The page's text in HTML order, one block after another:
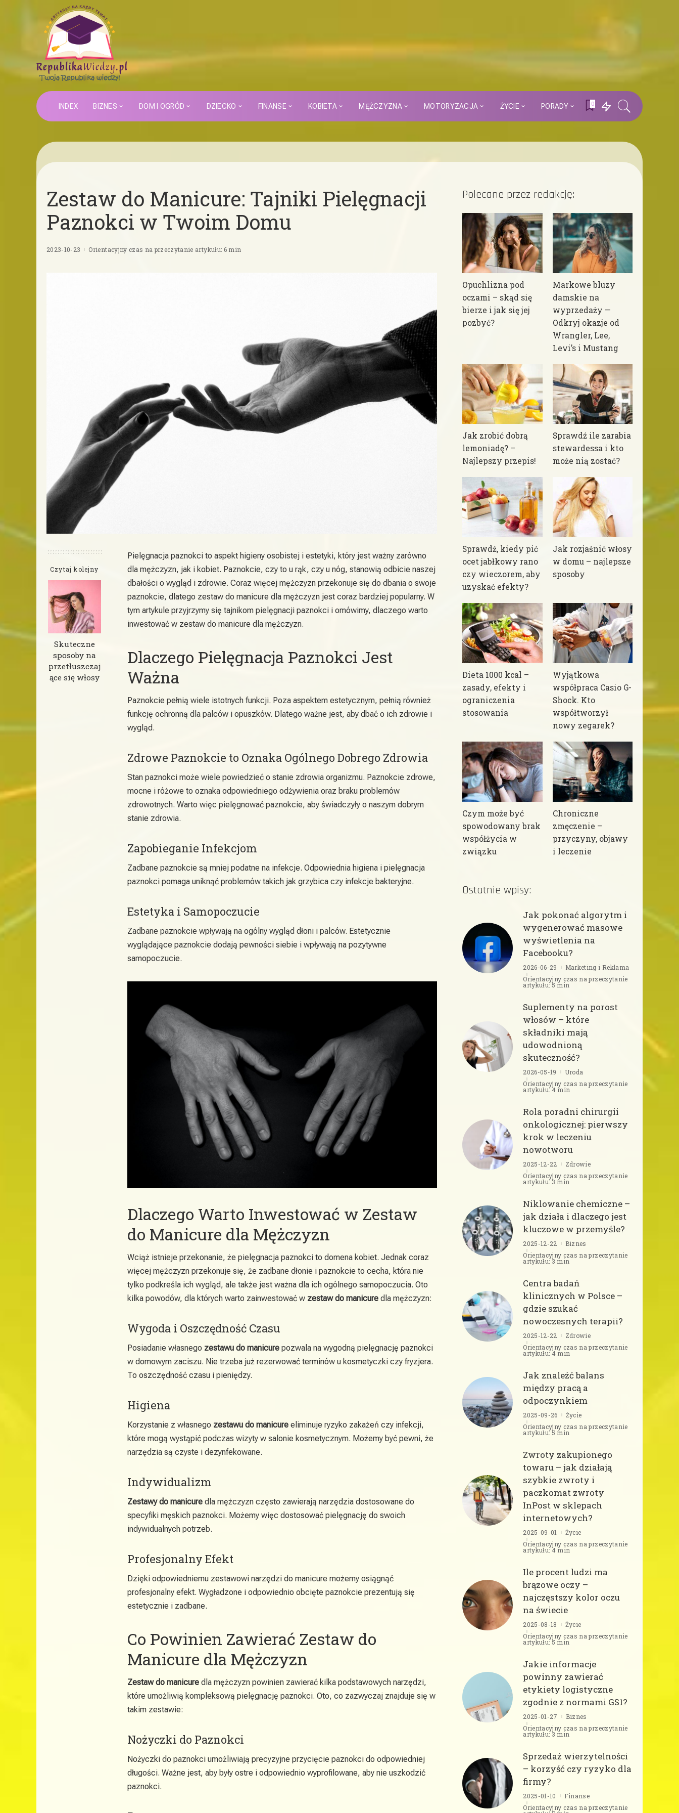
INDEX BIZNES DOM I OGRÓD DZIECKO FINANSE KOBIETA MĘŻCZYZNA MOTORYZACJA ŻYCIE PORADY 0
Zestaw do Manicure: Tajniki Pielęgnacji
Paznokci w Twoim Domu
2023-10-23 Orientacyjny czas na przeczytanie artykułu: 6 min
Czytaj kolejny
Skuteczne
sposoby na
przetłuszczaj
ące się włosy
Pielęgnacja paznokci to aspekt higieny osobistej i estetyki, który jest ważny zarówno
dla mężczyzn, jak i kobiet. Paznokcie, czy to u rąk, czy u nóg, stanowią odbicie naszej
dbałości o wygląd i zdrowie. Coraz więcej mężczyzn przekonuje się do dbania o swoje
paznokcie, dlatego zestaw do manicure dla mężczyzn jest coraz bardziej popularny. W
tym artykule przyjrzymy się tajnikom pielęgnacji paznokci i omówimy, dlaczego warto
inwestować w zestaw do manicure dla mężczyzn.
Dlaczego Pielęgnacja Paznokci Jest
Ważna
Paznokcie pełnią wiele istotnych funkcji. Poza aspektem estetycznym, pełnią również
funkcję ochronną dla palców i opuszków. Dlatego ważne jest, aby dbać o ich zdrowie i
wygląd.
Zdrowe Paznokcie to Oznaka Ogólnego Dobrego Zdrowia
Stan paznokci może wiele powiedzieć o stanie zdrowia organizmu. Paznokcie zdrowe,
mocne i różowe to oznaka odpowiedniego odżywienia oraz braku problemów
zdrowotnych. Warto więc pielęgnować paznokcie, aby świadczyły o naszym dobrym
stanie zdrowia.
Zapobieganie Infekcjom
Zadbane paznokcie są mniej podatne na infekcje. Odpowiednia higiena i pielęgnacja
paznokci pomaga uniknąć problemów takich jak grzybica czy infekcje bakteryjne.
Estetyka i Samopoczucie
Zadbane paznokcie wpływają na ogólny wygląd dłoni i palców. Estetycznie
wyglądające paznokcie dodają pewności siebie i wpływają na pozytywne
samopoczucie.
Dlaczego Warto Inwestować w Zestaw
do Manicure dla Mężczyzn
Wciąż istnieje przekonanie, że pielęgnacja paznokci to domena kobiet. Jednak coraz
więcej mężczyzn przekonuje się, że zadbane dłonie i paznokcie to cecha, która nie
tylko podkreśla ich wygląd, ale także jest ważna dla ich ogólnego samopoczucia. Oto
kilka powodów, dla których warto zainwestować w zestaw do manicure dla mężczyzn:
Wygoda i Oszczędność Czasu
Posiadanie własnego zestawu do manicure pozwala na wygodną pielęgnację paznokci
w domowym zaciszu. Nie trzeba już rezerwować terminów u kosmetyczki czy fryzjera.
To oszczędność czasu i pieniędzy.
Higiena
Korzystanie z własnego zestawu do manicure eliminuje ryzyko zakażeń czy infekcji,
które mogą wystąpić podczas wizyty w salonie kosmetycznym. Możemy być pewni, że
narzędzia są czyste i dezynfekowane.
Indywidualizm
Zestawy do manicure dla mężczyzn często zawierają narzędzia dostosowane do
specyfiki męskich paznokci. Możemy więc dostosować pielęgnację do swoich
indywidualnych potrzeb.
Profesjonalny Efekt
Dzięki odpowiedniemu zestawowi narzędzi do manicure możemy osiągnąć
profesjonalny efekt. Wygładzone i odpowiednio obcięte paznokcie prezentują się
estetycznie i zadbane.
Co Powinien Zawierać Zestaw do
Manicure dla Mężczyzn
Zestaw do manicure dla mężczyzn powinien zawierać kilka podstawowych narzędzi,
które umożliwią kompleksową pielęgnację paznokci. Oto, co zazwyczaj znajduje się w
takim zestawie:
Nożyczki do Paznokci
Nożyczki do paznokci umożliwiają precyzyjne przycięcie paznokci do odpowiedniej
długości. Ważne jest, aby były ostre i odpowiednio wyprofilowane, aby nie uszkodzić
paznokci.
Polecane przez redakcję:
Opuchlizna pod
oczami – skąd się
bierze i jak się jej
pozbyć?
Markowe bluzy
damskie na
wyprzedaży —
Odkryj okazje od
Wrangler, Lee,
Levi’s i Mustang
Jak zrobić dobrą
lemoniadę? –
Najlepszy przepis!
Sprawdź ile zarabia
stewardessa i kto
może nią zostać?
Sprawdź, kiedy pić
ocet jabłkowy rano
czy wieczorem, aby
uzyskać efekty?
Jak rozjaśnić włosy
w domu – najlepsze
sposoby
Dieta 1000 kcal –
zasady, efekty i
ograniczenia
stosowania
Wyjątkowa
współpraca Casio G-
Shock. Kto
współtworzył
nowy zegarek?
Czym może być
spowodowany brak
współżycia w
związku
Chroniczne
zmęczenie –
przyczyny, objawy
i leczenie
Ostatnie wpisy:
Jak pokonać algorytm i
wygenerować masowe
wyświetlenia na
Facebooku?
2026-06-29
Marketing i Reklama
Orientacyjny czas na przeczytanie
artykułu: 5 min
Suplementy na porost
włosów – które
składniki mają
udowodnioną
skuteczność?
2026-05-19
Uroda
Orientacyjny czas na przeczytanie
artykułu: 4 min
Rola poradni chirurgii
onkologicznej: pierwszy
krok w leczeniu
nowotworu
2025-12-22
Zdrowie
Orientacyjny czas na przeczytanie
artykułu: 3 min
Niklowanie chemiczne –
jak działa i dlaczego jest
kluczowe w przemyśle?
2025-12-22
Biznes
Orientacyjny czas na przeczytanie
artykułu: 3 min
Centra badań
klinicznych w Polsce –
gdzie szukać
nowoczesnych terapii?
2025-12-22
Zdrowie
Orientacyjny czas na przeczytanie
artykułu: 4 min
Jak znaleźć balans
między pracą a
odpoczynkiem
2025-09-26
Życie
Orientacyjny czas na przeczytanie
artykułu: 5 min
Zwroty zakupionego
towaru – jak działają
szybkie zwroty i
paczkomat zwroty
InPost w sklepach
internetowych?
2025-09-01
Życie
Orientacyjny czas na przeczytanie
artykułu: 4 min
Ile procent ludzi ma
brązowe oczy –
najczęstszy kolor oczu
na świecie
2025-08-18
Życie
Orientacyjny czas na przeczytanie
artykułu: 5 min
Jakie informacje
powinny zawierać
etykiety logistyczne
zgodnie z normami GS1?
2025-01-27
Biznes
Orientacyjny czas na przeczytanie
artykułu: 3 min
Sprzedaż wierzytelności
– korzyść czy ryzyko dla
firmy?
2025-01-10
Finanse
Orientacyjny czas na przeczytanie